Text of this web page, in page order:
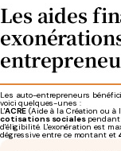
Les aides
Les auto-entrepreneurs
voici quelques-unes :
L'ACRE (Aide à la Création ou à
cotisations socialespendant
d'éligibilité. L'exonération est
dégressive entre ce montant et